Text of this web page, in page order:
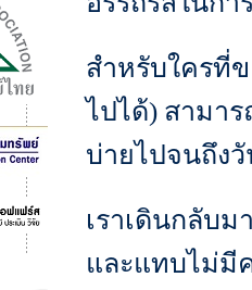
สำหรับใครที่
ไปได้) สามา
บ่ายไปจนถึง
เราเดินกลับ
และแทบไม่มี